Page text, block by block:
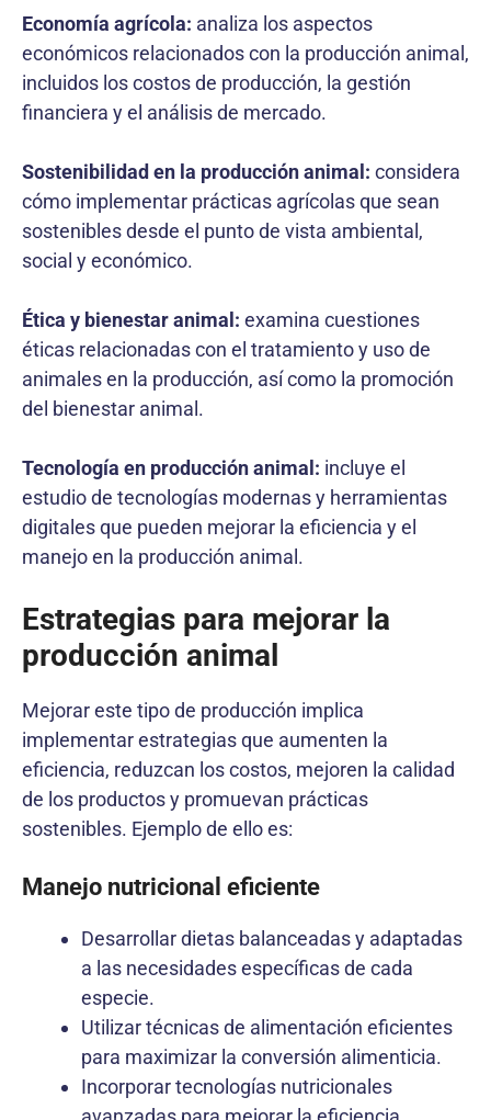
Economía agrícola: analiza los aspectos
económicos relacionados con la producción animal,
incluidos los costos de producción, la gestión
financiera y el análisis de mercado.
Sostenibilidad en la producción animal: considera
cómo implementar prácticas agrícolas que sean
sostenibles desde el punto de vista ambiental,
social y económico.
Ética y bienestar animal: examina cuestiones
éticas relacionadas con el tratamiento y uso de
animales en la producción, así como la promoción
del bienestar animal.
Tecnología en producción animal: incluye el
estudio de tecnologías modernas y herramientas
digitales que pueden mejorar la eficiencia y el
manejo en la producción animal.
Estrategias para mejorar la
producción animal
Mejorar este tipo de producción implica
implementar estrategias que aumenten la
eficiencia, reduzcan los costos, mejoren la calidad
de los productos y promuevan prácticas
sostenibles. Ejemplo de ello es:
Manejo nutricional eficiente
Desarrollar dietas balanceadas y adaptadas
a las necesidades específicas de cada
especie.
Utilizar técnicas de alimentación eficientes
para maximizar la conversión alimenticia.
Incorporar tecnologías nutricionales